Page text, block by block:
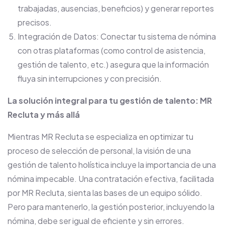
trabajadas, ausencias, beneficios) y generar reportes
precisos.
Integración de Datos: Conectar tu sistema de nómina
con otras plataformas (como control de asistencia,
gestión de talento, etc.) asegura que la información
fluya sin interrupciones y con precisión.
La solución integral para tu gestión de talento: MR
Recluta y más allá
Mientras MR Recluta se especializa en optimizar tu
proceso de selección de personal, la visión de una
gestión de talento holística incluye la importancia de una
nómina impecable. Una contratación efectiva, facilitada
por MR Recluta, sienta las bases de un equipo sólido.
Pero para mantenerlo, la gestión posterior, incluyendo la
nómina, debe ser igual de eficiente y sin errores.